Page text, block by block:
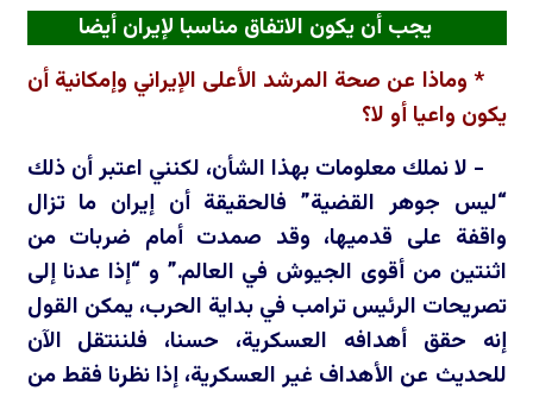
يجب أن يكون الاتفاق مناسبا لإيران أيضا
* وماذا عن صحة المرشد الأعلى الإيراني وإمكانية أن
يكون واعيا أو لا؟
- لا نملك معلومات بهذا الشأن، لكنني اعتبر أن ذلك
“ليس جوهر القضية” فالحقيقة أن إيران ما تزال
واقفة على قدميها، وقد صمدت أمام ضربات من
اثنتين من أقوى الجيوش في العالم.” و “إذا عدنا إلى
تصريحات الرئيس ترامب في بداية الحرب، يمكن القول
إنه حقق أهدافه العسكرية، حسنا، فلننتقل الآن
للحديث عن الأهداف غير العسكرية، إذا نظرنا فقط من